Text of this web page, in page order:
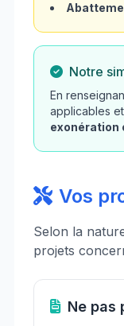
Notre
En
applicables
exonération
Vos
Selon la
projets
Ne pas